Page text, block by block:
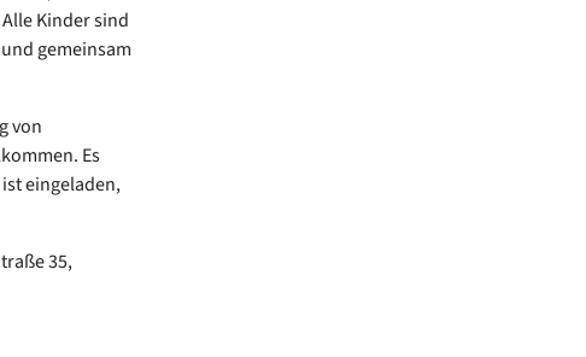
Kinder sind
gemeinsam
von
Es
eingeladen,
35,